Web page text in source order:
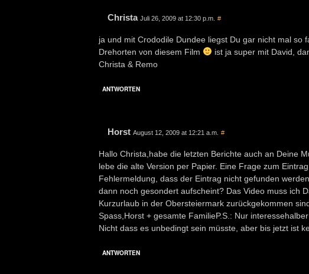
Christa Juli 26, 2009 at 12:30 p.m. #
ja und mit Crododile Dundee liegst Du gar nicht mal so
Drehorten von diesem Film
ist ja super mit David,
Christa & Remo
ANTWORTEN
Horst August 12, 2009 at 12:21 a.m. #
Hallo Christa,habe die letzten Berichte auch an Deine
lebe die alte Version per Papier. Eine Frage zum
Fehlermeldung, dass der Eintrag nicht gefunden
dann noch gesondert aufscheint? Das Video muss ich
Kurzurlaub in der Obersteiermark zurückgekommen
Spass,Horst + gesamte FamilieP.S.: Nur
Nicht dass es unbedingt sein müsste, aber bis jetzt ist
ANTWORTEN